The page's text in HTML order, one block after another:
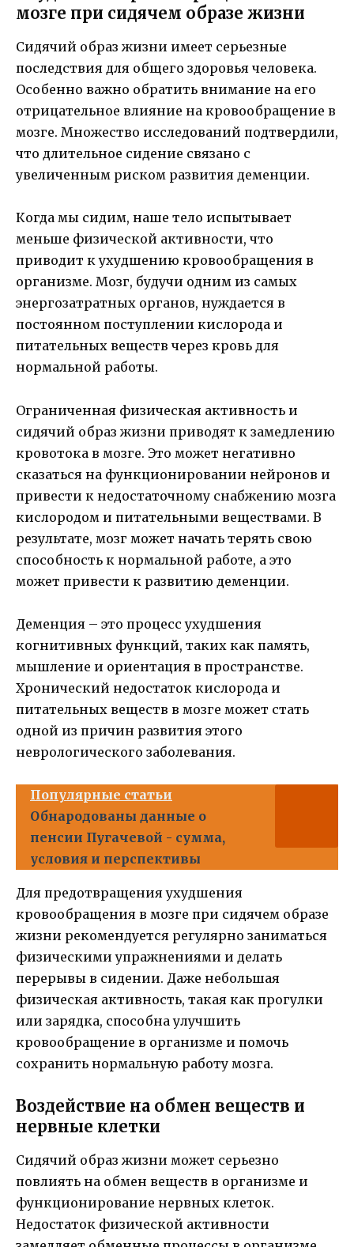
мозге при сидячем образе жизни
Сидячий образ жизни имеет серьезные
последствия для общего здоровья человека.
Особенно важно обратить внимание на его
отрицательное влияние на кровообращение в
мозге. Множество исследований подтвердили,
что длительное сидение связано с
увеличенным риском развития деменции.
Когда мы сидим, наше тело испытывает
меньше физической активности, что
приводит к ухудшению кровообращения в
организме. Мозг, будучи одним из самых
энергозатратных органов, нуждается в
постоянном поступлении кислорода и
питательных веществ через кровь для
нормальной работы.
Ограниченная физическая активность и
сидячий образ жизни приводят к замедлению
кровотока в мозге. Это может негативно
сказаться на функционировании нейронов и
привести к недостаточному снабжению мозга
кислородом и питательными веществами. В
результате, мозг может начать терять свою
способность к нормальной работе, а это
может привести к развитию деменции.
Деменция – это процесс ухудшения
когнитивных функций, таких как память,
мышление и ориентация в пространстве.
Хронический недостаток кислорода и
питательных веществ в мозге может стать
одной из причин развития этого
неврологического заболевания.
Популярные статьи
Обнародованы данные о
пенсии Пугачевой - сумма,
условия и перспективы
Для предотвращения ухудшения
кровообращения в мозге при сидячем образе
жизни рекомендуется регулярно заниматься
физическими упражнениями и делать
перерывы в сидении. Даже небольшая
физическая активность, такая как прогулки
или зарядка, способна улучшить
кровообращение в организме и помочь
сохранить нормальную работу мозга.
Воздействие на обмен веществ и
нервные клетки
Сидячий образ жизни может серьезно
повлиять на обмен веществ в организме и
функционирование нервных клеток.
Недостаток физической активности